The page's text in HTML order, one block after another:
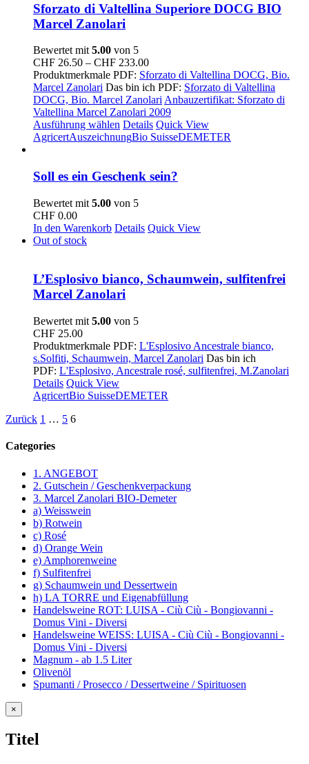
Sforzato di Valtellina Superiore DOCG BIO
Marcel Zanolari
Bewertet mit 5.00 von 5
CHF 26.50 – CHF 233.00Preisspanne:
CHF 26.50
bis
CHF 233.00
Produktmerkmale PDF: Sforzato di Valtellina DOCG, Bio.
Marcel Zanolari Das bin ich PDF: Sforzato di Valtellina
DOCG, Bio. Marcel Zanolari Anbauzertifikat: Sforzato di
Valtellina Marcel Zanolari 2009
Ausführung wählen Details Quick View
AgricertAuszeichnungBio SuisseDEMETER
Soll es ein Geschenk sein?
Bewertet mit 5.00 von 5
CHF 0.00
In den Warenkorb Details Quick View
Out of stock
L’Esplosivo bianco, Schaumwein, sulfitenfrei
Marcel Zanolari
Bewertet mit 5.00 von 5
CHF 25.00
Produktmerkmale PDF: L'Esplosivo Ancestrale bianco,
s.Solfiti, Schaumwein, Marcel Zanolari Das bin ich
PDF: L'Esplosivo, Ancestrale rosé, sulfitenfrei, M.Zanolari
Details Quick View
AgricertBio SuisseDEMETER
Zurück 1 … 5 6
Categories
1. ANGEBOT
2. Gutschein / Geschenkverpackung
3. Marcel Zanolari BIO-Demeter
a) Weisswein
b) Rotwein
c) Rosé
d) Orange Wein
e) Amphorenweine
f) Sulfitenfrei
g) Schaumwein und Dessertwein
h) LA TORRE und Eigenabfüllung
Handelsweine ROT: LUISA - Ciù Ciù - Bongiovanni -
Domus Vini - Diversi
Handelsweine WEISS: LUISA - Ciù Ciù - Bongiovanni -
Domus Vini - Diversi
Magnum - ab 1.5 Liter
Olivenöl
Spumanti / Prosecco / Dessertweine / Spirituosen
Close
product
view
×
Titel